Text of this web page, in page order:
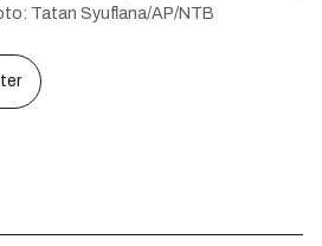
Tatan Syuflana/AP/NTB